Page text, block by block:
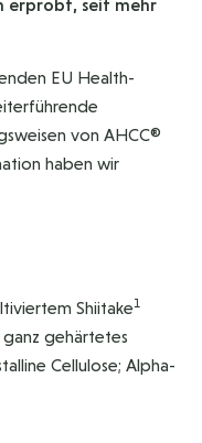
erprobt, seit mehr
EU Health-
von AHCC®
haben wir
Shiitake1
gehärtetes
Cellulose; Alpha-